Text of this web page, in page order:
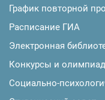
График повторной
Расписание ГИА
Электронная
Конкурсы и
Социально-